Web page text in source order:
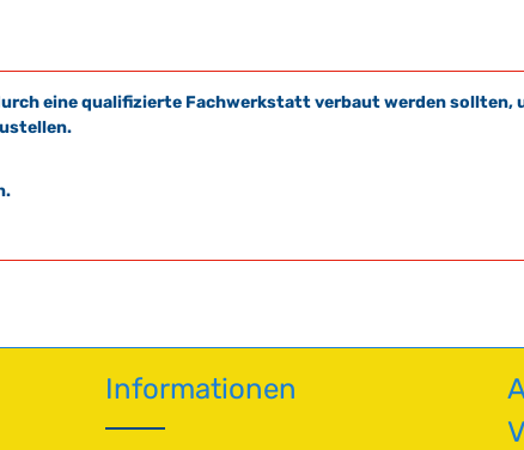
eine qualifizierte Fachwerkstatt verbaut werden sollten,
Informationen